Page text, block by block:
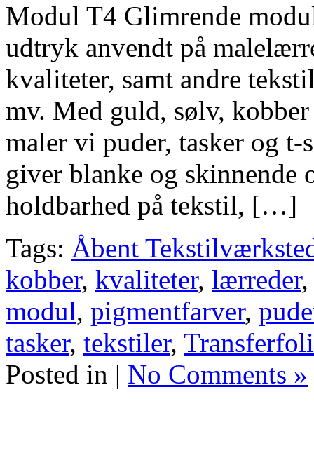
Modul T4 Glimrende
udtryk anvendt på
kvaliteter, samt andre
mv. Med guld, sølv,
maler vi puder, tasker og
giver blanke og skinnende
holdbarhed på tekstil, […]
Tags: Åbent
kobber, kvaliteter, lærreder
modul, pigmentfarver,
tasker, tekstiler,
Posted in | No Comments »